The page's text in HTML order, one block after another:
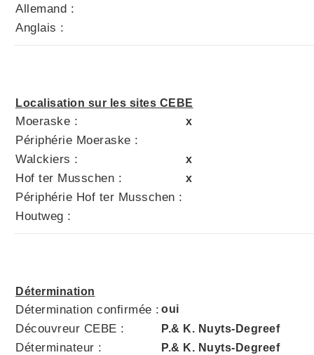
Allemand :
Anglais :
Localisation sur les sites CEBE
Moeraske : x
Périphérie Moeraske :
Walckiers :
x
Hof ter Musschen : x
Périphérie Hof ter Musschen :
Houtweg :
Détermination
Détermination confirmée : oui
Découvreur CEBE : P.& K. Nuyts-Degreef
Déterminateur : P.& K. Nuyts-Degreef